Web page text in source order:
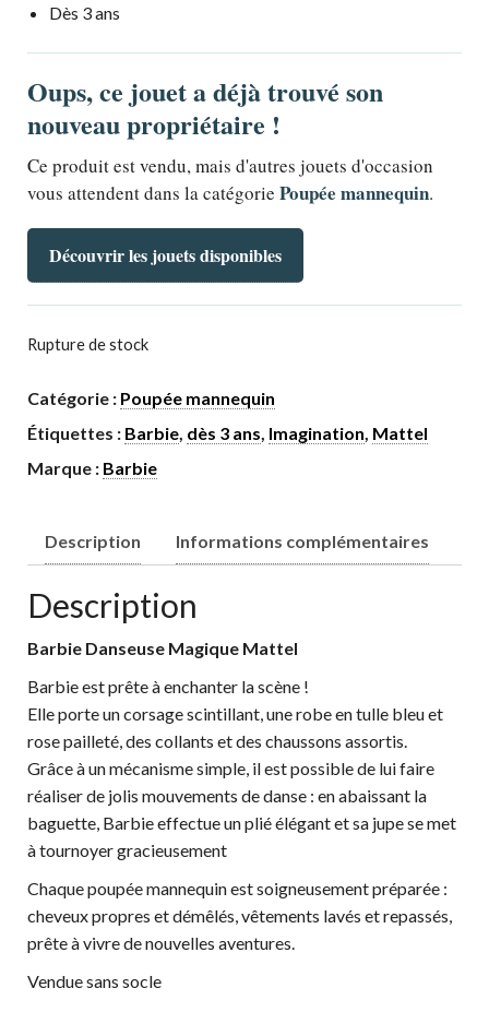
Dès 3 ans
Oups, ce jouet a déjà trouvé son
nouveau propriétaire !
Ce produit est vendu, mais d'autres jouets d'occasion
vous attendent dans la catégorie Poupée mannequin.
Découvrir les jouets disponibles
Rupture de stock
Catégorie : Poupée mannequin
Étiquettes : Barbie dès 3 ans Imagination Mattel
Marque : Barbie
Description Informations complémentaires
Description
Barbie Danseuse Magique Mattel
Barbie est prête à enchanter la scène !
Elle porte un corsage scintillant, une robe en tulle bleu et
rose pailleté, des collants et des chaussons assortis.
Grâce à un mécanisme simple, il est possible de lui faire
réaliser de jolis mouvements de danse : en abaissant la
baguette, Barbie effectue un plié élégant et sa jupe se met
à tournoyer gracieusement
Chaque poupée mannequin est soigneusement préparée :
cheveux propres et démêlés, vêtements lavés et repassés,
prête à vivre de nouvelles aventures.
Vendue sans socle